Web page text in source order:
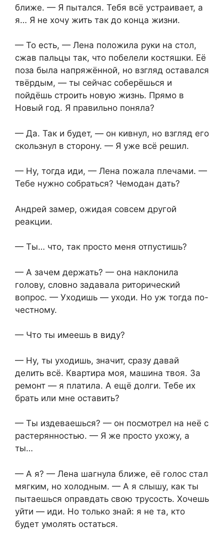
ближе. — Я пытался. Тебя всё устраивает, а
я… Я не хочу жить так до конца жизни.
— То есть, — Лена положила руки на стол,
сжав пальцы так, что побелели костяшки. Её
поза была напряжённой, но взгляд оставался
твёрдым, — ты сейчас соберёшься и
пойдёшь строить новую жизнь. Прямо в
Новый год. Я правильно поняла?
— Да. Так и будет, — он кивнул, но взгляд его
скользнул в сторону. — Я уже всё решил.
— Ну, тогда иди, — Лена пожала плечами. —
Тебе нужно собраться? Чемодан дать?
Андрей замер, ожидая совсем другой
реакции.
— Ты… что, так просто меня отпустишь?
— А зачем держать? — она наклонила
голову, словно задавала риторический
вопрос. — Уходишь — уходи. Но уж тогда по-
честному.
— Что ты имеешь в виду?
— Ну, ты уходишь, значит, сразу давай
делить всё. Квартира моя, машина твоя. За
ремонт — я платила. А ещё долги. Тебе их
брать или мне оставить?
— Ты издеваешься? — он посмотрел на неё с
растерянностью. — Я же просто ухожу, а
ты…
— А я? — Лена шагнула ближе, её голос стал
мягким, но холодным. — А я слышу, как ты
пытаешься оправдать свою трусость. Хочешь
уйти — иди. Но только знай: я не та, кто
будет умолять остаться.